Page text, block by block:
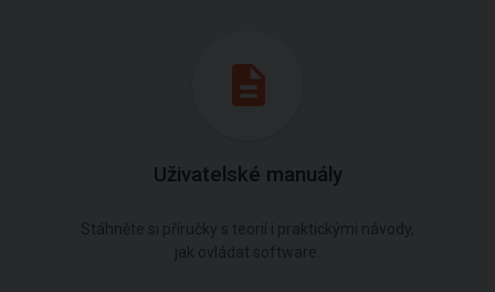
Uživatelské manuály